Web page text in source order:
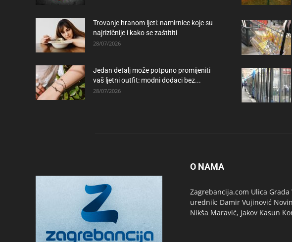
Trovanje hranom ljeti: namirnice koje su
najrizičnije i kako se zaštititi
28/07/2026
Jedan detalj može potpuno promijeniti
vaš ljetni outfit: modni dodaci bez...
28/07/2026
O NAMA
Zagrebancija.com Ulica
urednik: Damir Vujinović
Nikša Maravić, Jakov Kasun